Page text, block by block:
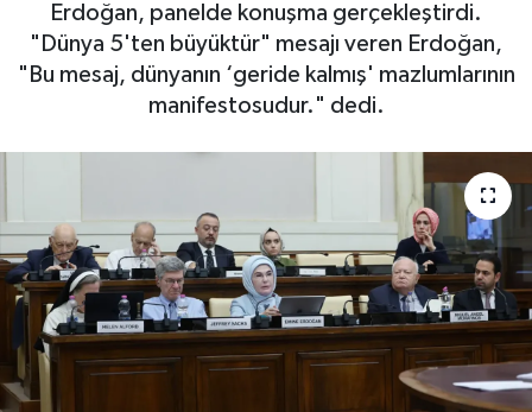
Erdoğan, panelde konuşma gerçekleştirdi.
"Dünya 5'ten büyüktür" mesajı veren Erdoğan,
"Bu mesaj, dünyanın ‘geride kalmış' mazlumlarının
manifestosudur." dedi.